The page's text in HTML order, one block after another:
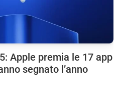
Apple premia le 17 app
segnato l’anno